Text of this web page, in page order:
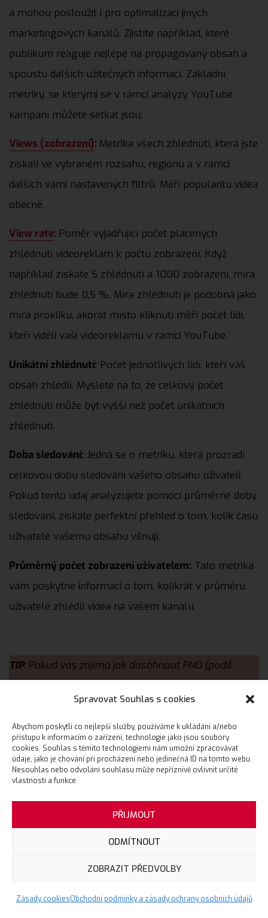
Spravovat Souhlas s cookies
Abychom poskytli co nejlepší služby, používáme k ukládání a/nebo
přístupu k informacím o zařízení, technologie jako jsou soubory
cookies. Souhlas s těmito technologiemi nám umožní zpracovávat
údaje, jako je chování při procházení nebo jedinečná ID na tomto webu.
Nesouhlas nebo odvolání souhlasu může nepříznivě ovlivnit určité
vlastnosti a funkce.
PŘIJMOUT
ODMÍTNOUT
ZOBRAZIT PŘEDVOLBY
Zásady cookiesObchodní podmínky a zásady ochrany osobních údajů
a mohou posloužit i pro optimalizaci jiných
marketingových kanálů. Zjistíte například, které
publikum reaguje nejlépe na propagovaný obsah a
spoustu dalších užitečných informací. Základní
metriky, se kterými se v rámci analýzy YouTube
kampaní můžete setkat jsou:
Views (zobrazení): Metrika všech zhlédnutí, která jste
získali ve vybraném rozsahu, regionu a v rámci
dalších vámi nastavených filtrů. Měří popularitu videa
obecně.
View rate: Poměr vyjadřující počet placených
zhlédnutí videoreklam k počtu zobrazení. Když
například získáte 5 zhlédnutí a 1000 zobrazení, míra
zhlédnutí bude 0,5 %. Míra zhlédnutí je podobná jako
míra prokliku, akorát místo kliknutí měří počet lidí,
kteří viděli vaši videoreklamu v rámci YouTube.
Unikátní zhlédnutí: Počet jednotlivých lidí, kteří váš
obsah zhlédli. Myslete na to, že celkový počet
zhlédnutí může být vyšší než počet unikátních
zhlédnutí.
Doba sledování: Jedná se o metriku, která prozradí
celkovou dobu sledování vašeho obsahu uživateli.
Pokud tento údaj analyzujete pomocí průměrné doby
sledování, získáte perfektní přehled o tom, kolik času
uživatelé vašemu obsahu věnují.
Průměrný počet zobrazení uživatelem: Tato metrika
vám poskytne informaci o tom, kolikrát v průměru
uživatelé zhlédli videa na vašem kanálu.
TIP: Pokud vás zajímá jak dosáhnout PNO (podíl
TikTok reklamě (5x návratnost investice do reklamy),
případovou studii TikTok najdete tady.
Subscribers (odběratelé):
se přihlásil k odběru obsahu z vašeho kanálu. Tato
analytika monitoruje počet subscriberů a třídí je
podle data, regionu a dalších parametrů.
Estimated revenue (odhadované tržby):
celkový čistý příjem z reklam pro nastavené období,